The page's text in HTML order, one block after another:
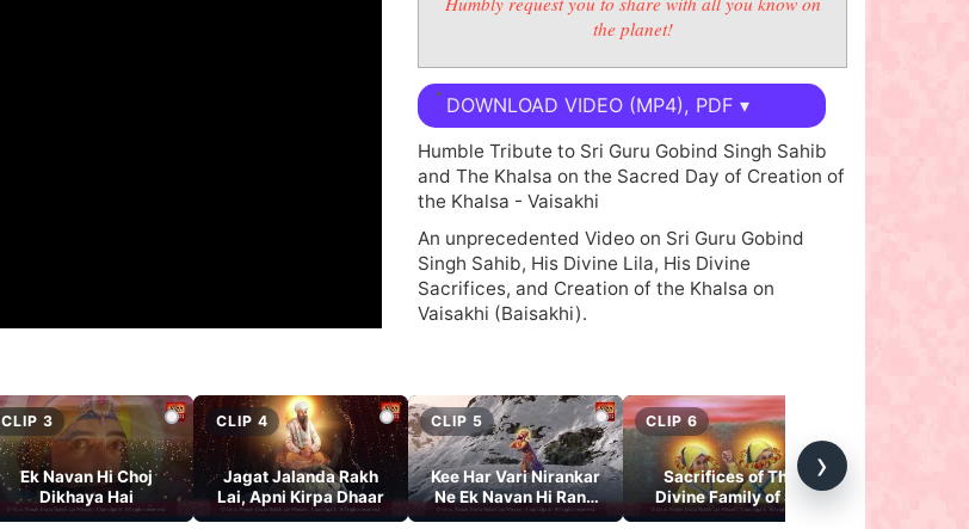
the planet!
DOWNLOAD VIDEO (MP4), PDF ▾
Humble Tribute to Sri Guru Gobind Singh Sahib
and The Khalsa on the Sacred Day of Creation of
the Khalsa - Vaisakhi
An unprecedented Video on Sri Guru Gobind
Singh Sahib, His Divine Lila, His Divine
Sacrifices, and Creation of the Khalsa on
Vaisakhi (Baisakhi).
Da Aasan Laya Hai
Permalink 1:300 Saal Hoye Sarbans De Phulan Di Sej Te
Guru Granth Da Aasan Laya Hai
CLIP 3
Ek Navan Hi Choj
Dikhaya Hai
CLIP 4
Jagat Jalanda Rakh
Lai, Apni Kirpa Dhaar
CLIP 5
Kee Har Vari Nirankar
Ne Ek Navan Hi Rang
Dikhaya Nahi
CLIP 6
Sacrifices of The
Divine Family of Sri
Guru Gobind Singh
›